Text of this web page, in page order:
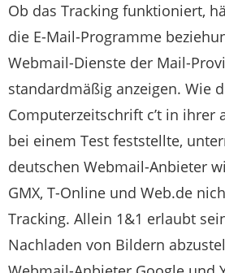
Ob das Tracking funktioniert,
die E-Mail-Programme
Webmail-Dienste der Mail-
standardmäßig anzeigen. Wie
Computerzeitschrift c’t in ihrer
bei einem Test feststellte,
deutschen Webmail-Anbieter
GMX, T-Online und Web.de
Tracking. Allein 1&1 erlaubt
Nachladen von Bildern